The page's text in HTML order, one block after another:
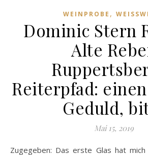
WEINPROBE ,
Dominic Stern
Alte
Reiterpfad:
Geduld,
Mai 15, 2019
Zugegeben: Das erste Glas hat mich ganz und gar nicht